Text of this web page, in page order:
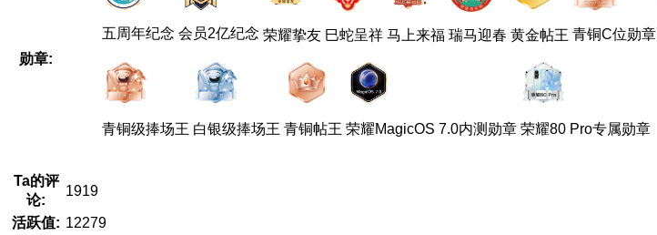
勋章:
五周年纪念 会员2亿纪念 荣耀挚友 巳蛇呈祥 马上来福 瑞马迎春 黄金帖王 青铜C位勋章
青铜级捧场王 白银级捧场王 青铜帖王 荣耀MagicOS 7.0内测勋章 荣耀80 Pro专属勋章
Ta的评
论:
1919
活跃值: 12279